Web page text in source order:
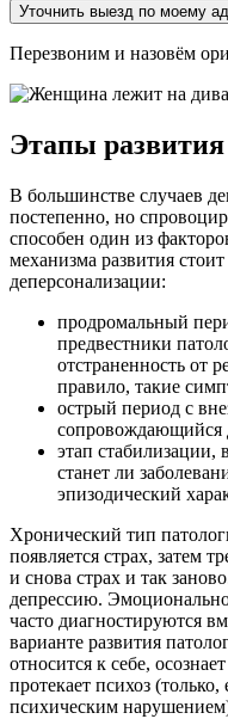
Уточнить выезд по моему
Перезвоним и назовём
Этапы развития
В большинстве случаев
постепенно, но
способен один из
механизма развития
деперсонализации:
продромальный
предвестники
отстраненность от
правило, такие
острый период с
сопровождающийся
этап стабилизации,
станет ли
эпизодический
Хронический тип
появляется страх, затем
и снова страх и так
депрессию.
часто диагностируются
варианте развития
относится к себе,
протекает психоз (только,
психическим